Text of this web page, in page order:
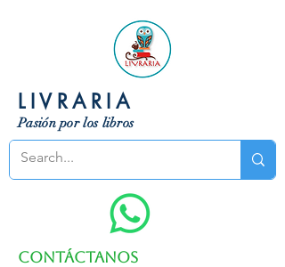
LIVRARIA
Pasión por los libros
Contáctanos